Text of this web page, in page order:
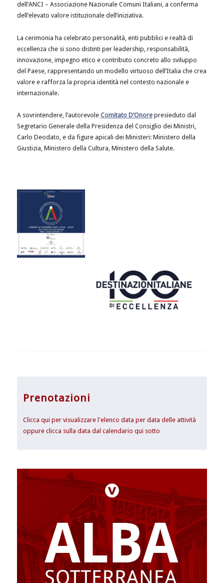
dell’ANCI – Associazione Nazionale Comuni Italiani, a conferma
dell’elevato valore istituzionale dell’iniziativa.
La cerimonia ha celebrato personalità, enti pubblici e realtà di
eccellenza che si sono distinti per leadership, responsabilità,
innovazione, impegno etico e contributo concreto allo sviluppo
del Paese, rappresentando un modello virtuoso dell’Italia che crea
valore e rafforza la propria identità nel contesto nazionale e
internazionale.
A sovrintendere, l’autorevole Comitato D’Onorepresieduto dal
Segretario Generale della Presidenza del Consiglio dei Ministri,
Carlo Deodato, e da figure apicali dei Ministeri: Ministero della
Giustizia, Ministero della Cultura, Ministero della Salute.
Prenotazioni
Clicca qui per visualizzare l'elenco data per data delle attività
oppure clicca sulla data dal calendario qui sotto